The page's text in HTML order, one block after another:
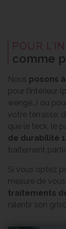
POUR
comme
Nous posons
pour l’intérieur
wengé…) ou
votre terrasse,
que le teck, le
de durabilité 1
traitement
Si vous optez
mesure de
traitements
ralentir son